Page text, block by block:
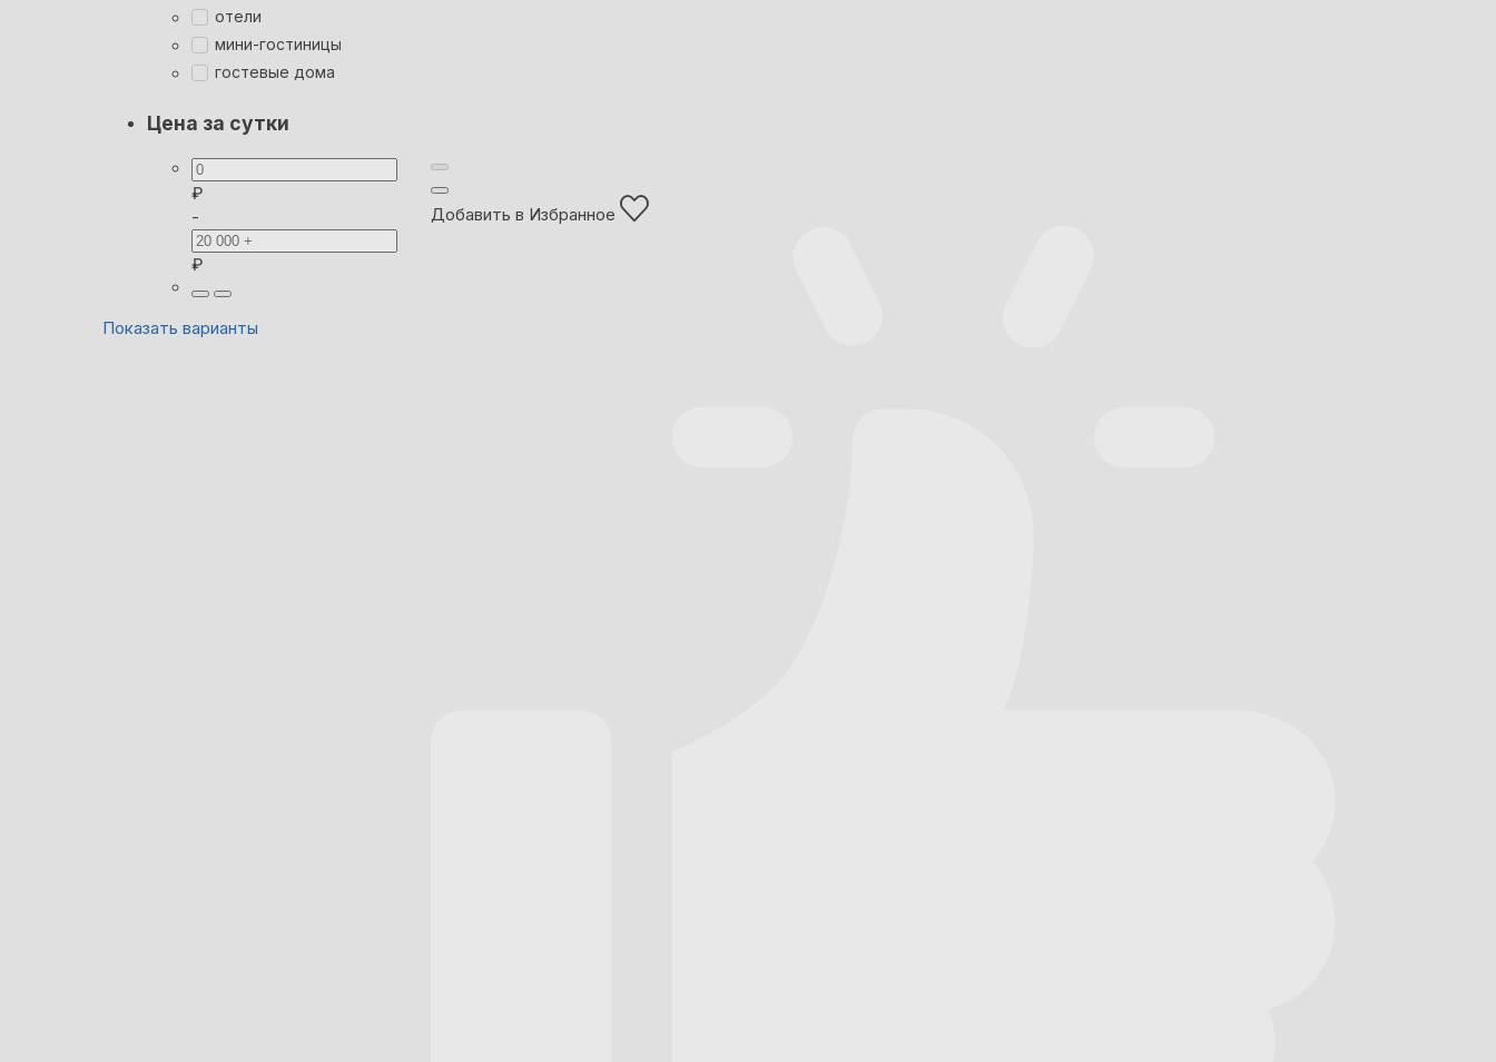
отели
мини-гостиницы
гостевые дома
Цена за сутки
₽
-
₽
Показать варианты
Добавить в Избранное